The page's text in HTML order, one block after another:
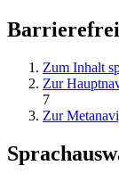
Zum Inhalt
Zur
7
Zur